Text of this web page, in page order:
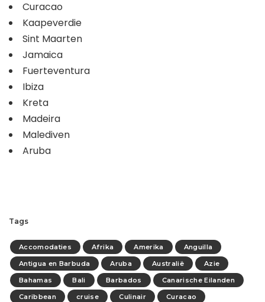
Curacao
Kaapeverdie
Sint Maarten
Jamaica
Fuerteventura
Ibiza
Kreta
Madeira
Malediven
Aruba
Tags
Accomodaties Afrika Amerika
Anguilla
Antigua en Barbuda
Aruba Australië
Azie
Bahamas
Bali Barbados
Canarische Eilanden
Caribbean
cruise Culinair
Curacao